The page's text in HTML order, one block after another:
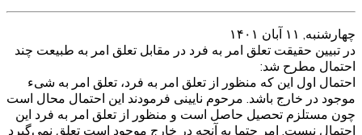
چهارشنبه, ۱۱ آبان ۱۴۰۱
در تبیین حقیقت تعلق امر به فرد در مقابل تعلق امر به طبیعت چند
احتمال مطرح شد:
احتمال اول این که منظور از تعلق امر به فرد، تعلق امر به شیء
موجود در خارج باشد. مرحوم نایینی فرمودند این احتمال محال است
چون مستلزم تحصیل حاصل است و منظور از تعلق امر به فرد این
احتمال نیست. امر حتما به آنچه در خارج موجود است تعلق نمی‌گیرد